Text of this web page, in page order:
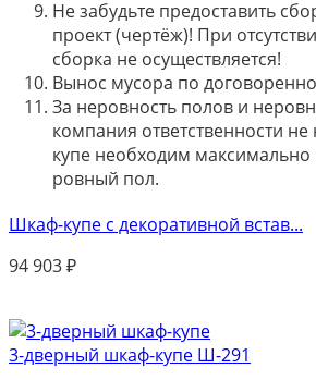
Не забудьте предоставить
проект (чертёж)! При
сборка не осуществляется!
Вынос мусора по
За неровность полов и
компания ответственности
купе необходим
ровный пол.
Шкаф-купе с декоративной встав...
94 903₽
3-дверный шкаф-купе Ш-291